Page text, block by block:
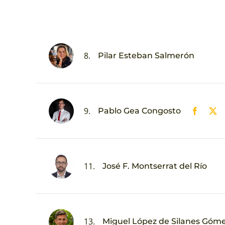
8. Pilar Esteban Salmerón
9. Pablo Gea Congosto
11. José F. Montserrat del Río
13. Miguel López de Silanes